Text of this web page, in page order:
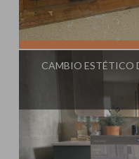
CAMBIO ESTÉTICO